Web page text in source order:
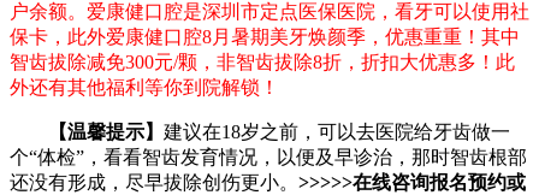
户余额。爱康健口腔是深圳市定点医保医院，看牙可以使用社
保卡，此外爱康健口腔8月暑期美牙焕颜季，优惠重重！其中
智齿拔除减免300元/颗，非智齿拔除8折，折扣大优惠多！此
外还有其他福利等你到院解锁！
【温馨提示】 建议在18岁之前，可以去医院给牙齿做一
个“体检”，看看智齿发育情况，以便及早诊治，那时智齿根部
还没有形成，尽早拔除创伤更小。 >>>>>在线咨询报名预约或